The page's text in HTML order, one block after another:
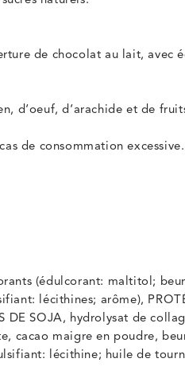
de chocolat au lait, avec
d‘oeuf, d‘arachide et de
de consommation excessive.
(édulcorant: maltitol;
lécithines; arôme),
DE SOJA, hydrolysat de
cacao maigre en poudre,
lécithine; huile de